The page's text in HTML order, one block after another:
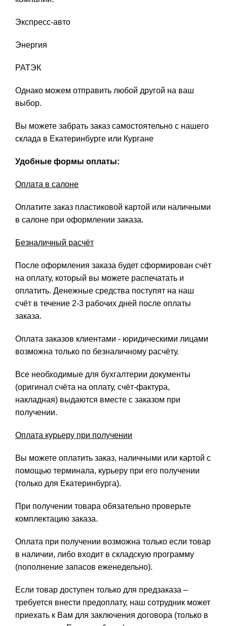
Экспресс-авто
Энергия
РАТЭК
Однако можем отправить любой другой на ваш
выбор.
Вы можете забрать заказ самостоятельно с нашего
склада в Екатеринбурге или Кургане
Удобные формы оплаты:
Оплата в салоне
Оплатите заказ пластиковой картой или наличными
в салоне при оформлении заказа.
Безналичный расчёт
После оформления заказа будет сформирован счёт
на оплату, который вы можете распечатать и
оплатить. Денежные средства поступят на наш
счёт в течение 2-3 рабочих дней после оплаты
заказа.
Оплата заказов клиентами - юридическими лицами
возможна только по безналичному расчёту.
Все необходимые для бухгалтерии документы
(оригинал счёта на оплату, счёт-фактура,
накладная) выдаются вместе с заказом при
получении.
Оплата курьеру при получении
Вы можете оплатить заказ, наличными или картой с
помощью терминала, курьеру при его получении
(только для Екатеринбурга).
При получении товара обязательно проверьте
комплектацию заказа.
Оплата при получении возможна только если товар
в наличии, либо входит в складскую программу
(пополнение запасов еженедельно).
Если товар доступен только для предзаказа –
требуется внести предоплату, наш сотрудник может
приехать к Вам для заключения договора (только в